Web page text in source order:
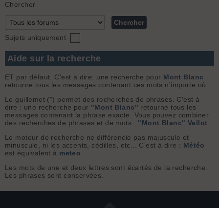
Chercher
Sujets uniquement
Aide sur la recherche
ET par défaut. C'est à dire: une recherche pour Mont Blanc
retourne tous les messages contenant ces mots n'importe où.
Le guillemet (") permet des recherches de phrases. C'est à
dire : une recherche pour "Mont Blanc" retourne tous les
messages contenant la phrase exacte. Vous pouvez combiner
des recherches de phrases et de mots : "Mont Blanc" Vallot
Le moteur de recherche ne différencie pas majuscule et
minuscule, ni les accents, cédilles, etc... C'est à dire : Météo
est équivalent à meteo
Les mots de une et deux lettres sont écartés de la recherche.
Les phrases sont conservées.